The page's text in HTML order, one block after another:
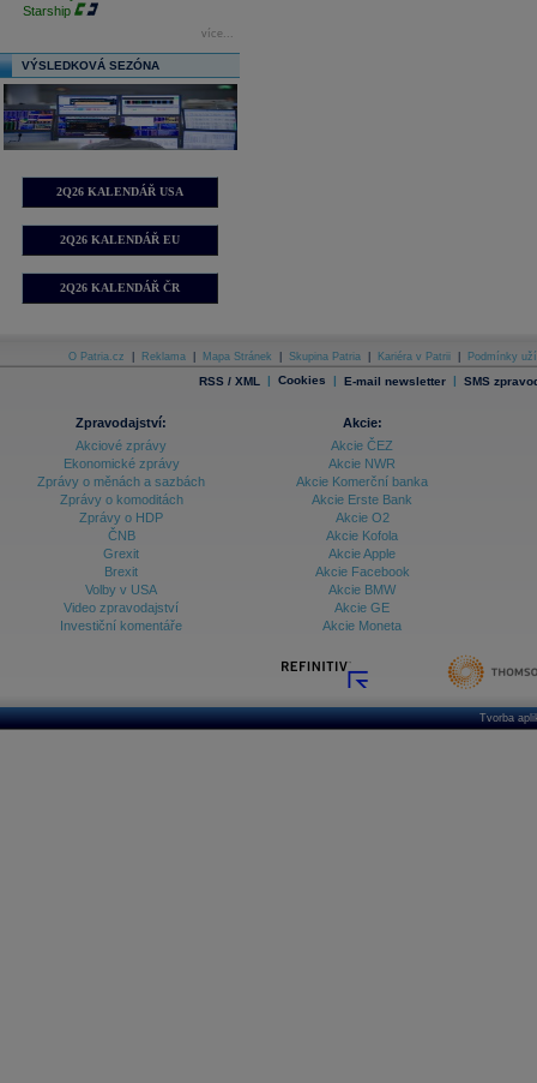
Starship
více...
VÝSLEDKOVÁ SEZÓNA
2Q26 KALENDÁŘ USA
2Q26 KALENDÁŘ EU
2Q26 KALENDÁŘ ČR
O Patria.cz Reklama Mapa Stránek Skupina Patria Kariéra v Patrii Podmínky
RSS / XML | Cookies | E-mail newsletter | SMS
Zpravodajství:
Akciové zprávy
Ekonomické zprávy
Zprávy o měnách a sazbách
Zprávy o komoditách
Zprávy o HDP
ČNB
Grexit
Brexit
Volby v USA
Video zpravodajství
Investiční komentáře
Akcie:
Akcie ČEZ
Akcie NWR
Akcie Komerční banka
Akcie Erste Bank
Akcie O2
Akcie Kofola
Akcie Apple
Akcie Facebook
Akcie BMW
Akcie GE
Akcie Moneta
Tvorba